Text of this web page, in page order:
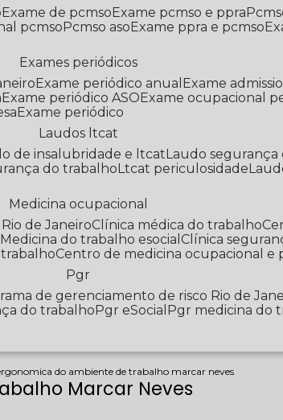
Exame de pcmso Exame pcmso e ppra
pcmso Pcmso aso Exame ppra e pcmso
Exames periódicos
Exame periódico anual
Exame
Exame periódico ASO Exame ocupacional
Exame periódico
Laudos ltcat
de insalubridade e ltcat Laudo
do trabalho Ltcat periculosidade
Medicina ocupacional
de Janeiro Clínica médica do trabalho
Medicina do trabalho esocial
Clínica
trabalho Centro de medicina ocupacional e
Pgr
de gerenciamento de risco Rio de
do trabalho Pgr eSocial Pgr medicina do
do ambiente de trabalho marcar neves
Marcar Neves